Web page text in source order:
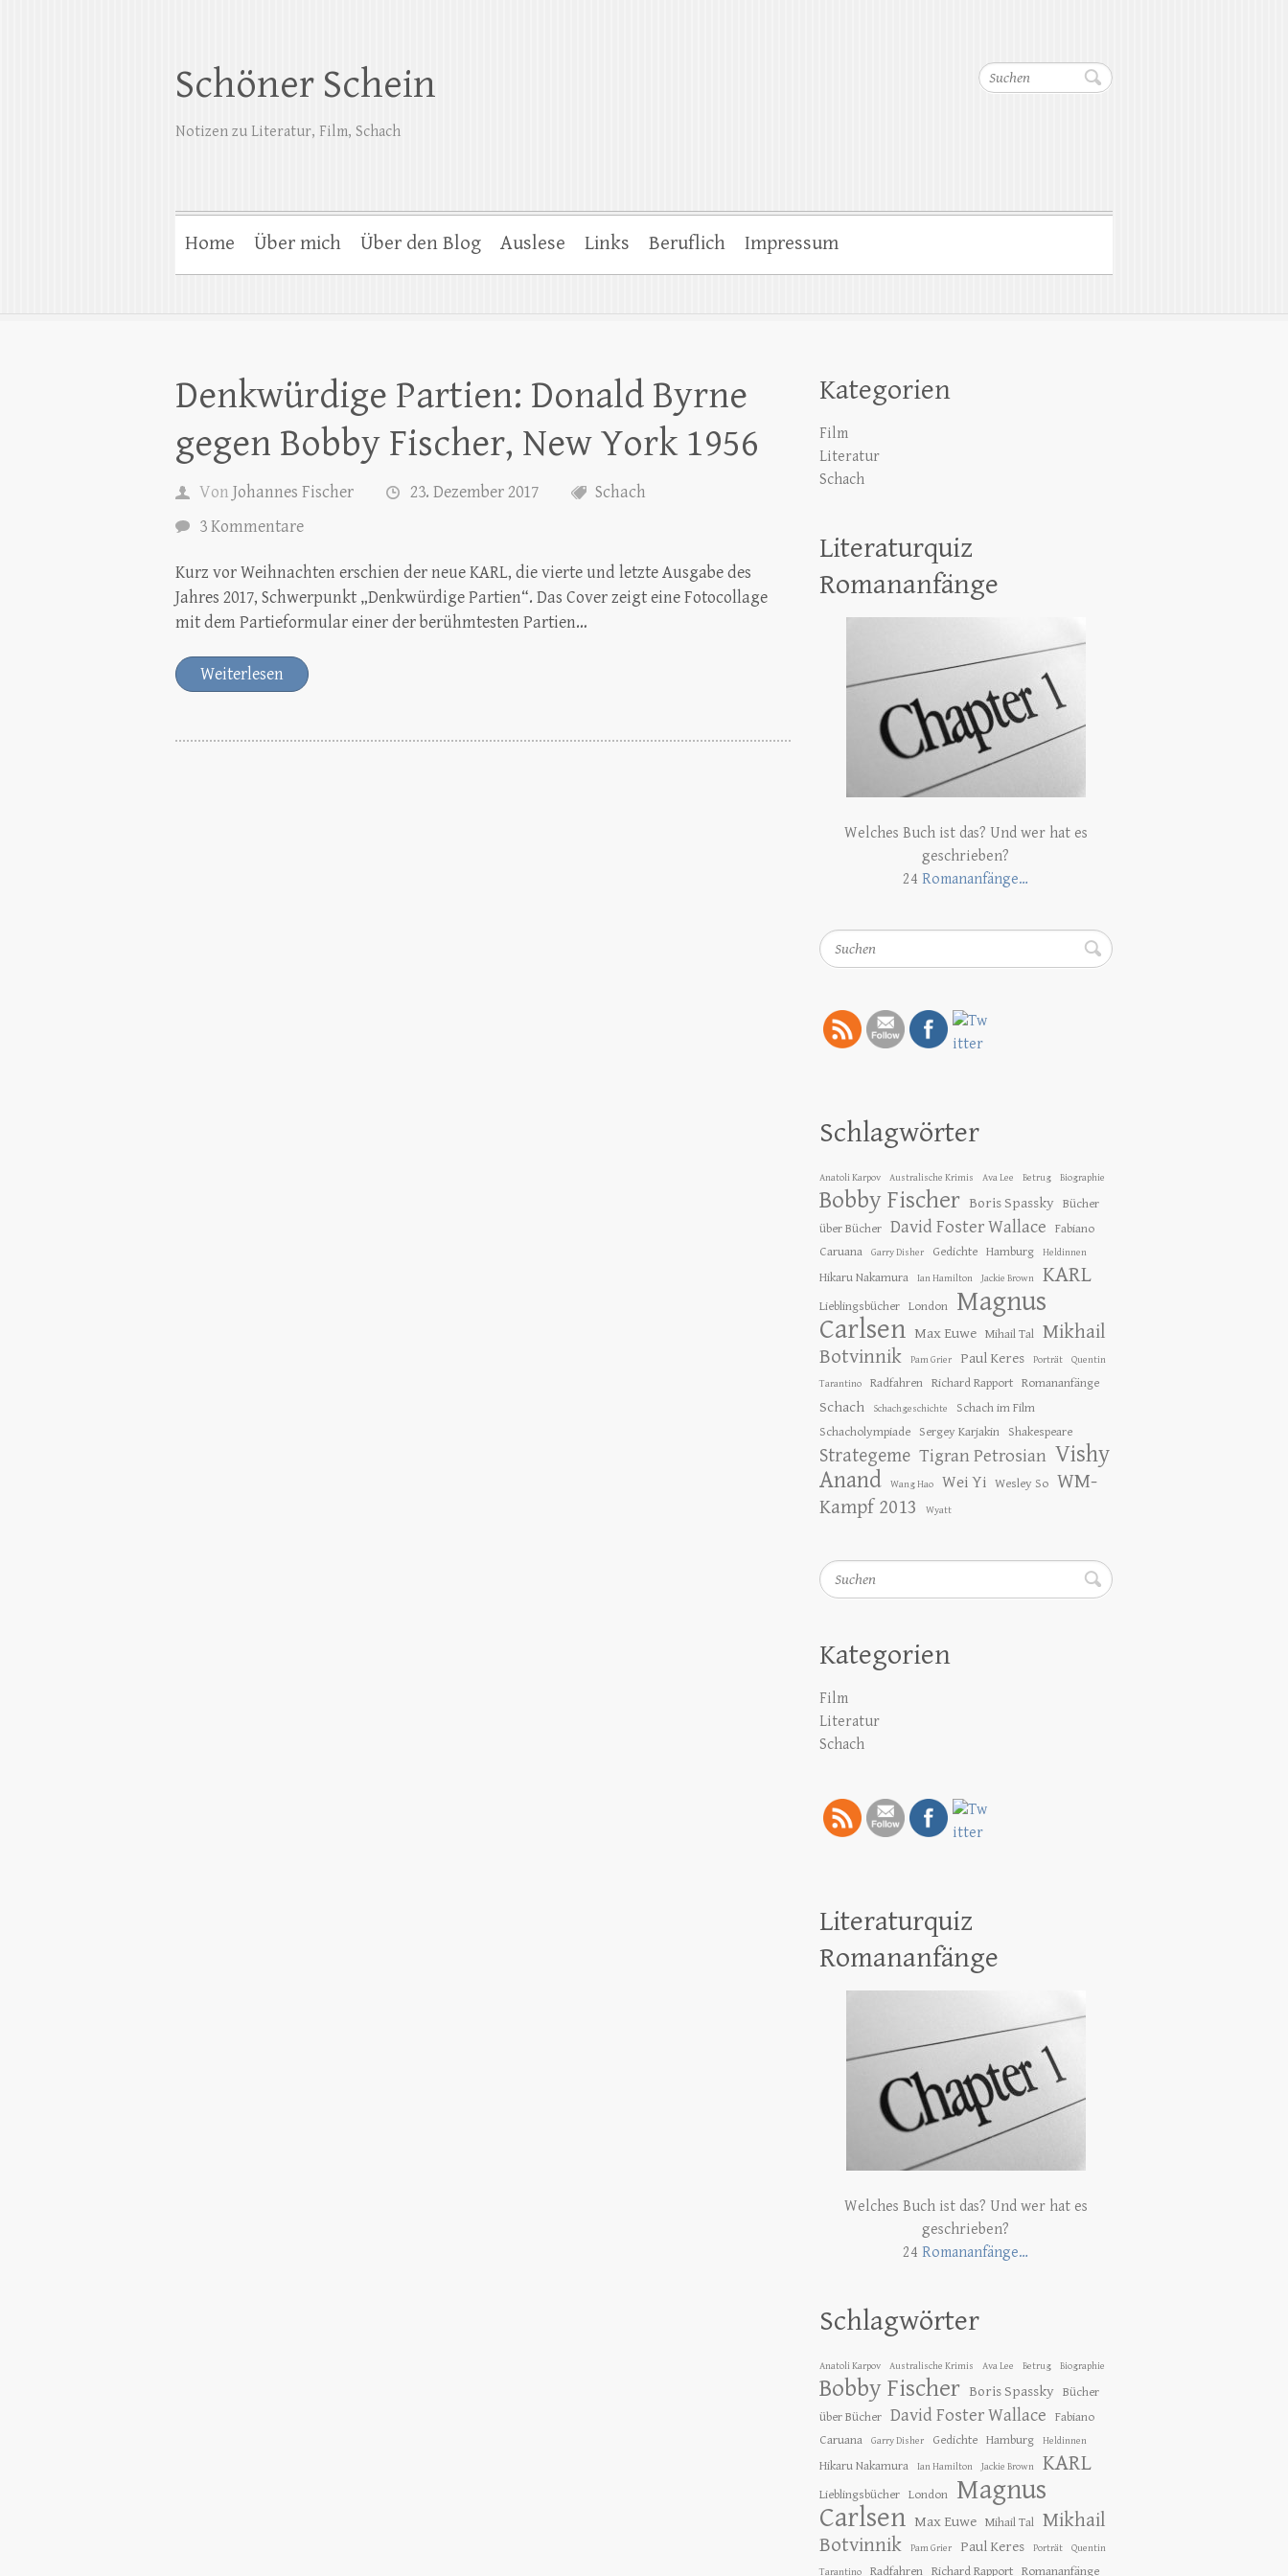
Suchen
Schöner Schein
Notizen zu Literatur, Film, Schach
Home Über mich Über den Blog Auslese Links Beruflich Impressum
Denkwürdige Partien: Donald Byrne
gegen Bobby Fischer, New York 1956
Von Johannes Fischer 23. Dezember 2017
Schach
3 Kommentare
Kurz vor Weihnachten erschien der neue KARL, die vierte und letzte Ausgabe des
Jahres 2017, Schwerpunkt „Denkwürdige Partien“. Das Cover zeigt eine Fotocollage
mit dem Partieformular einer der berühmtesten Partien…
Weiterlesen
Kategorien
Film
Literatur
Schach
Literaturquiz
Romananfänge
Welches Buch ist das? Und wer hat es
geschrieben?
24Romananfänge…
Suchen
Schlagwörter
Anatoli Karpov Australische Krimis Ava Lee Betrug Biographie
Bobby Fischer Boris Spassky Bücher
über Bücher David Foster Wallace
Fabiano
Caruana
Garry Disher Gedichte Hamburg Heldinnen
Hikaru Nakamura Ian Hamilton Jackie Brown KARL
Lieblingsbücher London
Magnus
Carlsen Max Euwe Mihail Tal Mikhail
Botvinnik
Pam Grier Paul Keres Porträt Quentin
Tarantino Radfahren Richard Rapport Romananfänge
Schach Schachgeschichte
Schach im Film
Schacholympiade
Sergey Karjakin Shakespeare
Strategeme Tigran Petrosian Vishy
Anand
Wang Hao Wei Yi Wesley So WM-
Kampf 2013
Wyatt
Suchen
Kategorien
Film
Literatur
Schach
Literaturquiz
Romananfänge
Welches Buch ist das? Und wer hat es
geschrieben?
24Romananfänge…
Schlagwörter
Anatoli Karpov Australische Krimis Ava Lee Betrug Biographie
Bobby Fischer Boris Spassky Bücher
über Bücher David Foster Wallace
Fabiano
Caruana
Garry Disher Gedichte Hamburg Heldinnen
Hikaru Nakamura Ian Hamilton Jackie Brown KARL
Lieblingsbücher London
Magnus
Carlsen Max Euwe Mihail Tal Mikhail
Botvinnik
Pam Grier Paul Keres Porträt Quentin
Tarantino Radfahren Richard Rapport Romananfänge